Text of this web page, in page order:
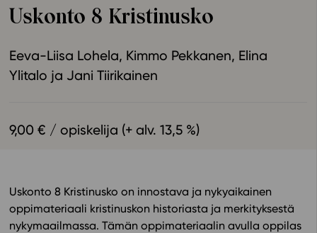
Ominaisuudet
Webinaari­tallenteet
Yhteisö
Ohjevideot
Tietoa meistä
Eettiset periaatteet tekoälyn käyttöön
Uskonto 8 Kristinusko
Eeva-Liisa Lohela Kimmo Pekkanen Elina
Ylitalo
Jani Tiirikainen
9,00 € / opiskelija (+ alv. 13,5 %)
Uskonto 8 Kristinusko on innostava ja nykyaikainen
oppimateriaali kristinuskon historiasta ja merkityksestä
nykymaailmassa. Tämän oppimateriaalin avulla oppilas